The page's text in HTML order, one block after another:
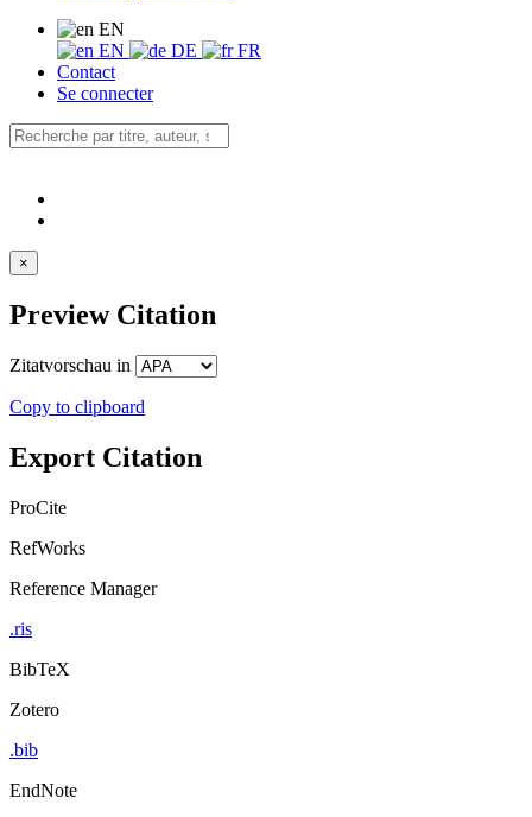
EN
EN
DE
FR
Contact
Se connecter
×
Preview Citation
Zitatvorschau in
Copy to clipboard
Export Citation
ProCite
RefWorks
Reference Manager
.ris
BibTeX
Zotero
.bib
EndNote